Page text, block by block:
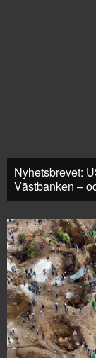
Nyhetsbrevet:
Västbanken –